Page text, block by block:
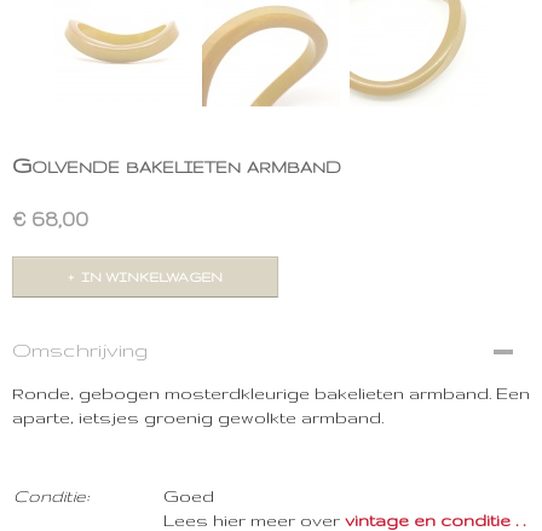
Golvende bakelieten armband
€ 68,00
IN WINKELWAGEN
Omschrijving
Ronde, gebogen mosterdkleurige bakelieten armband. Een
aparte, ietsjes groenig gewolkte armband.
Conditie:
Goed
Lees hier meer over vintage en conditie . . . .